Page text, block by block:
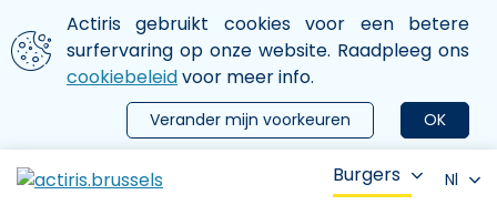
Aller au contenu principal
We gebruiken cookies
Actiris gebruikt cookies voor een betere
surfervaring op onze website. Raadpleeg ons
cookiebeleidvoor meer info.
OK
Verander mijn voorkeuren
le menu
Burgers Nl